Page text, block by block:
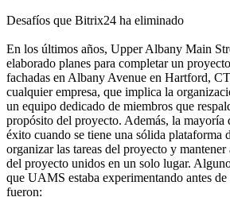
Desafíos que Bitrix24 ha eliminado
En los últimos años, Upper Albany Main
elaborado planes para completar un
fachadas en Albany Avenue en Hartford,
cualquier empresa, que implica la
un equipo dedicado de miembros que
propósito del proyecto. Además, la mayoría
éxito cuando se tiene una sólida plataforma
organizar las tareas del proyecto y
del proyecto unidos en un solo lugar.
que UAMS estaba experimentando antes
fueron: